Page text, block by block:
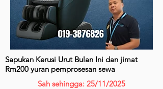
Sapukan Kerusi Urut Bulan Ini dan jimat
Rm200 yuran pemprosesan sewa
Sah sehingga: 25/11/2025